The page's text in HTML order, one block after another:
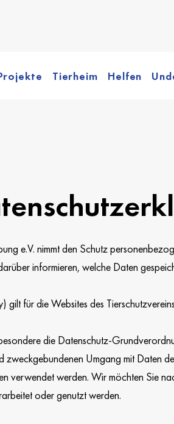
Tierheim Helfen
e.V. nimmt den Schutz
informieren, welche Daten
für die Websites des
die Datenschutz-
zweckgebundenen Umgang mit Daten
verwendet werden. Wir möchten Sie
oder genutzt werden.